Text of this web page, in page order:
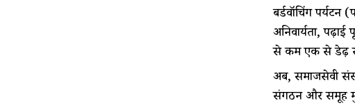
बर्डवॉचिंग
अनिवार्यता,
से कम एक से डेढ़
अब, समाजसेवी
संगठन और समूह